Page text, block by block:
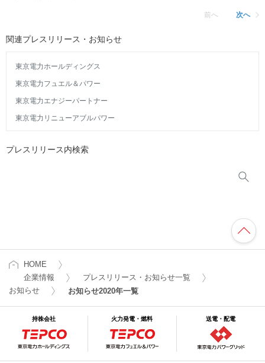
前へ 次へ
関連プレスリリース・お知らせ
東京電力ホールディングス
東京電力フュエル＆パワー
東京電力エナジーパートナー
東京電力リニューアブルパワー
プレスリリース内検索
HOME
企業情報
プレスリリース・お知らせ一覧
お知らせ
お知らせ2020年一覧
持株会社 火力発電・燃料 送電・配電